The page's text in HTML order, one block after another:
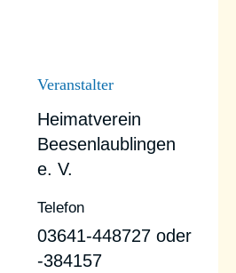
Veranstalter
Heimatverein
Beesenlaublingen
e. V.
Telefon
03641-448727 oder
-384157